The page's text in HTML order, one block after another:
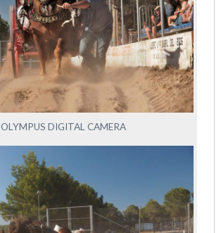
OLYMPUS DIGITAL CAMERA